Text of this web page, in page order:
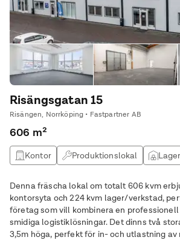
Risängsgatan 15
Risängen, Norrköping • Fastpartner AB
606 m²
Kontor Produktionslokal
Denna fräscha lokal om totalt 606 kvm
kontorsyta och 224 kvm lager/verkstad,
företag som vill kombinera en
smidiga logistiklösningar. Det dinns två
3,5m höga, perfekt för in- och utlastning